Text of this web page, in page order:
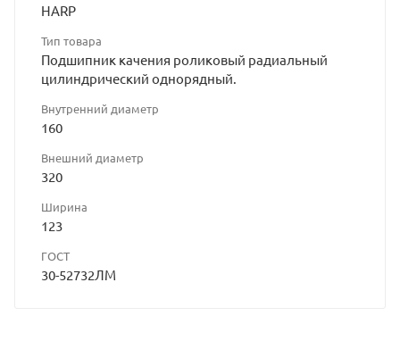
HARP
Тип товара
Подшипник качения роликовый радиальный
цилиндрический однорядный.
Внутренний диаметр
160
Внешний диаметр
320
Ширина
123
ГОСТ
30-52732ЛМ